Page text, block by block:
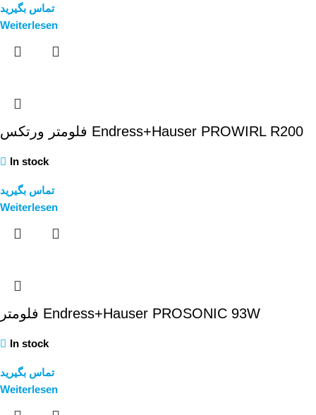
تماس بگیرید
Weiterlesen
فلومتر ورتکس Endress+Hauser PROWIRL R200
In stock
تماس بگیرید
Weiterlesen
فلومتر Endress+Hauser PROSONIC 93W
In stock
تماس بگیرید
Weiterlesen